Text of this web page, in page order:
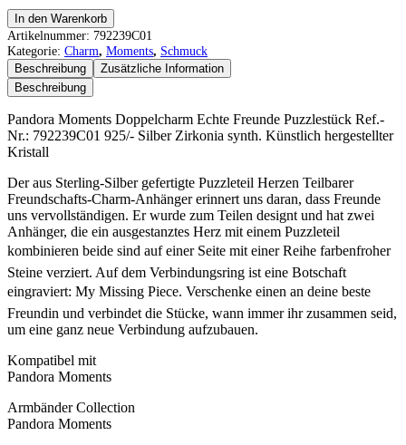
Pandora
Moments
Doppelcharm
Echte
Freunde
Puzzlestück
Menge
In den Warenkorb
Artikelnummer: 792239C01
Kategorie: Charm, Moments, Schmuck
Beschreibung
Zusätzliche Information
Beschreibung
Pandora Moments Doppelcharm Echte Freunde Puzzlestück Ref.-
Nr.: 792239C01 925/- Silber Zirkonia synth. Künstlich hergestellter
Kristall
Der aus Sterling-Silber gefertigte Puzzleteil Herzen Teilbarer
Freundschafts-Charm-Anhänger erinnert uns daran, dass Freunde
uns vervollständigen. Er wurde zum Teilen designt und hat zwei
Anhänger, die ein ausgestanztes Herz mit einem Puzzleteil
kombinieren beide sind auf einer Seite mit einer Reihe farbenfroher
Steine verziert. Auf dem Verbindungsring ist eine Botschaft
eingraviert: My Missing Piece. Verschenke einen an deine beste
Freundin und verbindet die Stücke, wann immer ihr zusammen seid,
um eine ganz neue Verbindung aufzubauen.
Kompatibel mit
Pandora Moments
Armbänder Collection
Pandora Moments